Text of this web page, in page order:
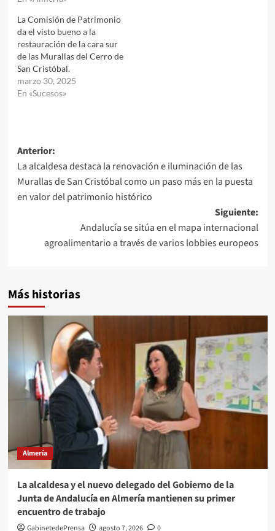
La Comisión de Patrimonio
da el visto bueno a la
restauración de la cara sur
de las Murallas del Cerro de
San Cristóbal.
marzo 30, 2025
En «Sucesos»
Navegación
de
entradas
Anterior:
La alcaldesa destaca la renovación e iluminación de las
Murallas de San Cristóbal como un paso más en la puesta
en valor del patrimonio histórico
Siguiente:
Andalucía se sitúa en el mapa internacional
agroalimentario a través de varios lobbies europeos
Más historias
Almería
La alcaldesa y el nuevo delegado del Gobierno de la
Junta de Andalucía en Almería mantienen su primer
encuentro de trabajo
GabinetedePrensa agosto 7, 2026 0